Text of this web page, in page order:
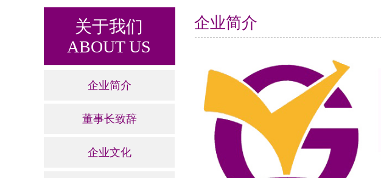
董事长致辞
企业文化
关于我们
ABOUT US
企业简介
企业简介